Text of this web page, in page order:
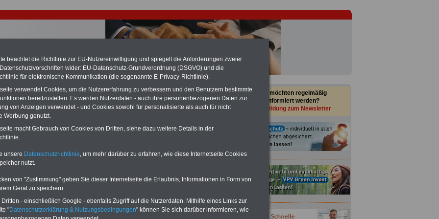
für Beamte auch im Ruhestand (zu geringe Alimentation)
hat die Berliner Landesbesoldung für verfassungs-
(Berlin muss bisMärz 2027 eine Neuregelung der Besoldung
Auch beim Bund (Beamte & Ruhestandsbeamte) gibt es teilweise
(Medienberichten zufolge liegt diese für
mind. 3.000 und 13.000 Euro, Der INFO-SERVICE gibt hierzu eine
heraus, die unmittelbar nach dem Beschluss des Gesetzentwurfs der
.
zur Überleitung der Beschäftigten der Länder in den
Sie möchten regelmäßig
informiert werden?
Anmeldung zum Newsletter
beachtet die Richtlinie zur EU-Nutzereinwilligung und spiegelt die Anforderungen zweier
wider: EU-Datenschutz-Grundverordnung (DSGVO) und die
für elektronische Kommunikation (die sogenannte E-Privacy-Richtlinie).
verwendet Cookies, um die Nutzererfahrung zu verbessern und den Benutzern bestimmte
bereitzustellen. Es werden Nutzerdaten - auch ihre personenbezogenen Daten zur
von Anzeigen verwendet - und Cookies sowohl für personalisierte als auch für nicht
Werbung genutzt.
macht Gebrauch von Cookies von Dritten, siehe dazu weitere Details in der
unsere Datenschutzrichtlinie, um mehr darüber zu erfahren, wie diese Internetseite Cookies
nutzt.
von "Zustimmung" geben Sie dieser Internetseite die Erlaubnis, Informationen in Form von
Gerät zu speichern.
- einschließlich Google - ebenfalls Zugriff auf die Nutzerdaten. Mithilfe eines Links zur
"Datenschutzerklärung & Nutzungsbedingungen" können Sie sich darüber informieren, wie